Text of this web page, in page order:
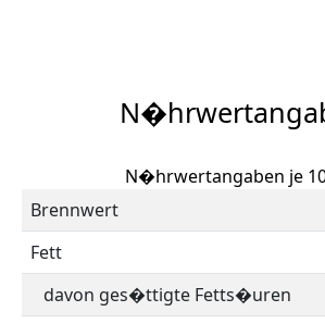
N�hrwertangaben je
Brennwert
Fett
davon ges�ttigte Fetts�uren